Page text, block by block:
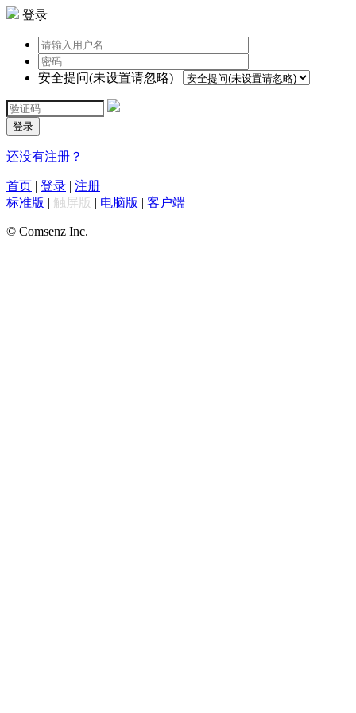
登录
安全提问(未设置请忽略)
登录
还没有注册？
首页 | 登录 | 注册
标准版 | 触屏版 | 电脑版 | 客户端
© Comsenz Inc.